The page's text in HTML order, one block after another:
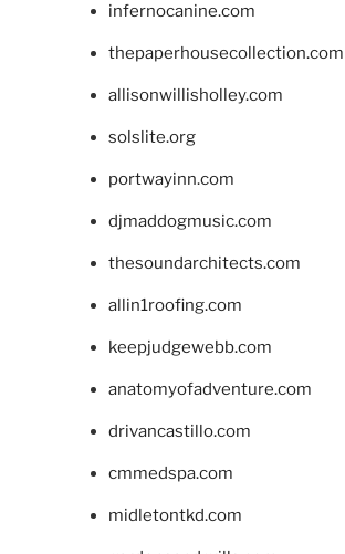
infernocanine.com
thepaperhousecollection.com
allisonwillisholley.com
solslite.org
portwayinn.com
djmaddogmusic.com
thesoundarchitects.com
allin1roofing.com
keepjudgewebb.com
anatomyofadventure.com
drivancastillo.com
cmmedspa.com
midletontkd.com